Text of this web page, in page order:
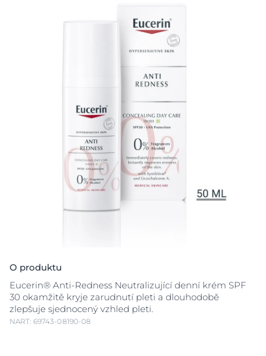
O produktu
Eucerin® Anti-Redness Neutralizující denní krém SPF
30 okamžitě kryje zarudnutí pleti a dlouhodobě
zlepšuje sjednocený vzhled pleti.
NART: 69743-08190-08